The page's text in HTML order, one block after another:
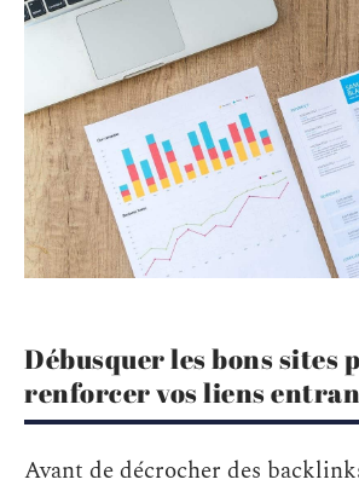
Débusquer les bons sites
renforcer vos liens
Avant de décrocher des